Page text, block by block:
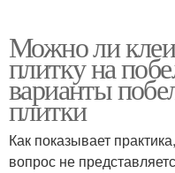
Можно ли
плитку на
варианты
плитки
Как показывает
вопрос не